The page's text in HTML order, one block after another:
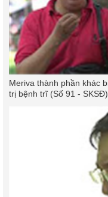
Meriva thành phần khác
trị bệnh trĩ (Số 91 - SKSĐ)